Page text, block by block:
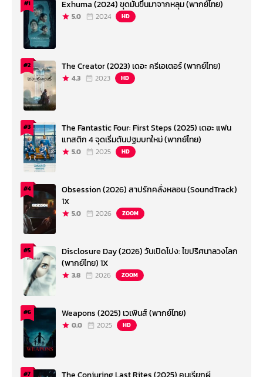
#1 Exhuma (2024) ขุดมันขึ้นมาจากหลุม (พากย์ไทย)
5.0 2024 HD
#2 The Creator (2023) เดอะ ครีเอเตอร์ (พากย์ไทย)
4.3 2023 HD
#3
The Fantastic Four: First Steps (2025) เดอะ แฟน
แทสติก 4 จุดเริ่มต้นปฐมบทใหม่ (พากย์ไทย)
5.0 2025 HD
#4
Obsession (2026) สาปรักคลั่งหลอน (SoundTrack)
1X
5.0 2026 ZOOM
#5
Disclosure Day (2026) วันเปิดโปง: ไขปริศนาลวงโลก
(พากย์ไทย) 1X
3.8 2026 ZOOM
#6 Weapons (2025) เวเพินส์ (พากย์ไทย)
0.0 2025 HD
#7